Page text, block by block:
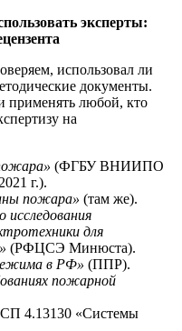
эксперты:
использовал ли
документы.
применять любой, кто
на
(ФГБУ ВНИИПО
г.).
пожара» (там же).
исследования
для
(РФЦСЭ Минюста).
в РФ» (ППР).
пожарной
4.13130 «Системы